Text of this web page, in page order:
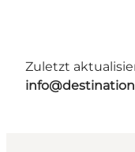
Zuletzt